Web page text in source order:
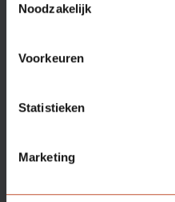
Noodzakelijk
Voorkeuren
Statistieken
Marketing
Assortiment